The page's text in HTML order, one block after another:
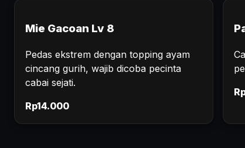
Mie Gacoan Lv 8
Pedas ekstrem dengan topping ayam
cincang gurih, wajib dicoba pecinta
cabai sejati.
Rp14.000